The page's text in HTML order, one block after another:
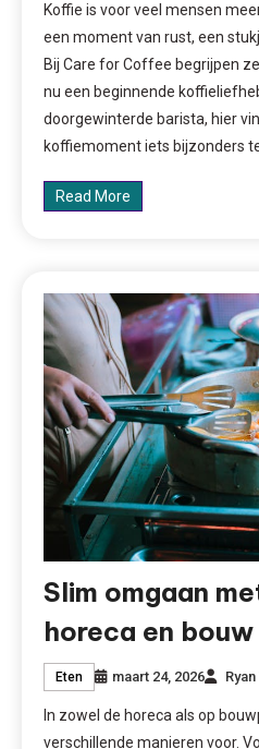
Koffie is voor veel mensen
een moment van rust, een
Bij Care for Coffee begrijpen
nu een beginnende
doorgewinterde barista, hier
koffiemoment iets bijzonders
Read More
Slim omgaan
horeca en bouw
Eten maart 24, 2026
In zowel de horeca als op
verschillende manieren voor.